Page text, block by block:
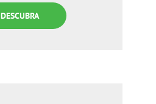
DESCUBRA